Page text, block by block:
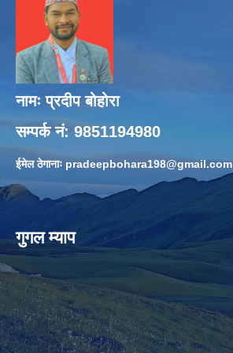
नामः प्रदीप बोहोरा
सम्पर्क नं: 9851194980
ईमेल ठेगानाः pradeepbohara198@gmail.com
गुगल म्याप